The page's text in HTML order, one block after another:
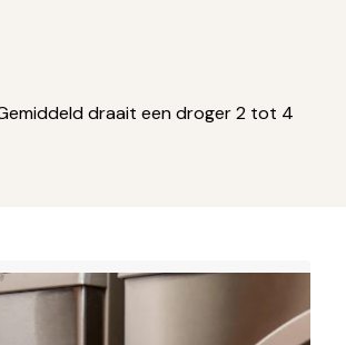
draait een droger 2 tot 4